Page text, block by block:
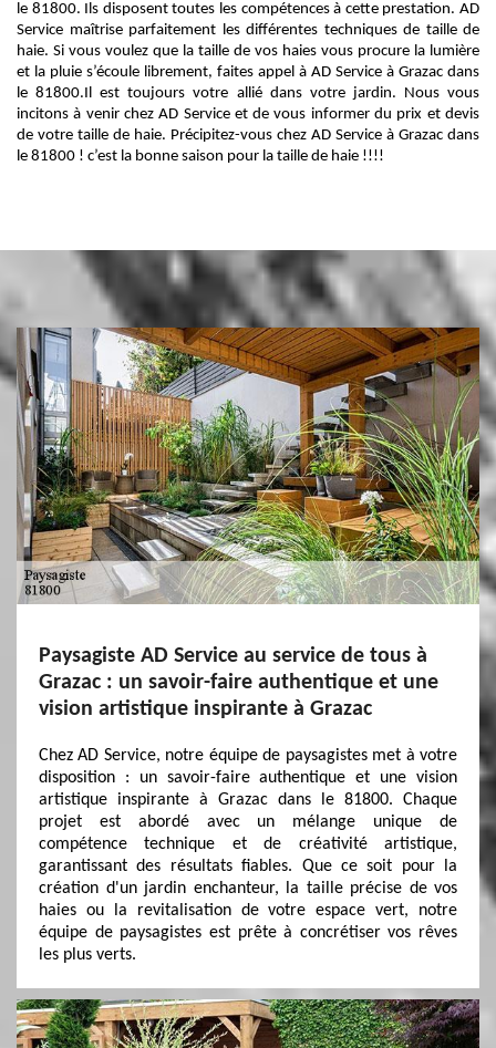
le 81800. Ils disposent toutes les compétences à cette prestation. AD
Service maîtrise parfaitement les différentes techniques de taille de
haie. Si vous voulez que la taille de vos haies vous procure la lumière
et la pluie s’écoule librement, faites appel à AD Service à Grazac dans
le 81800.Il est toujours votre allié dans votre jardin. Nous vous
incitons à venir chez AD Service et de vous informer du prix et devis
de votre taille de haie. Précipitez-vous chez AD Service à Grazac dans
le 81800 ! c’est la bonne saison pour la taille de haie !!!!
Paysagiste AD Service au service de tous à
Grazac : un savoir-faire authentique et une
vision artistique inspirante à Grazac
Chez AD Service, notre équipe de paysagistes met à votre
disposition : un savoir-faire authentique et une vision
artistique inspirante à Grazac dans le 81800. Chaque
projet est abordé avec un mélange unique de
compétence technique et de créativité artistique,
garantissant des résultats fiables. Que ce soit pour la
création d'un jardin enchanteur, la taille précise de vos
haies ou la revitalisation de votre espace vert, notre
équipe de paysagistes est prête à concrétiser vos rêves
les plus verts.